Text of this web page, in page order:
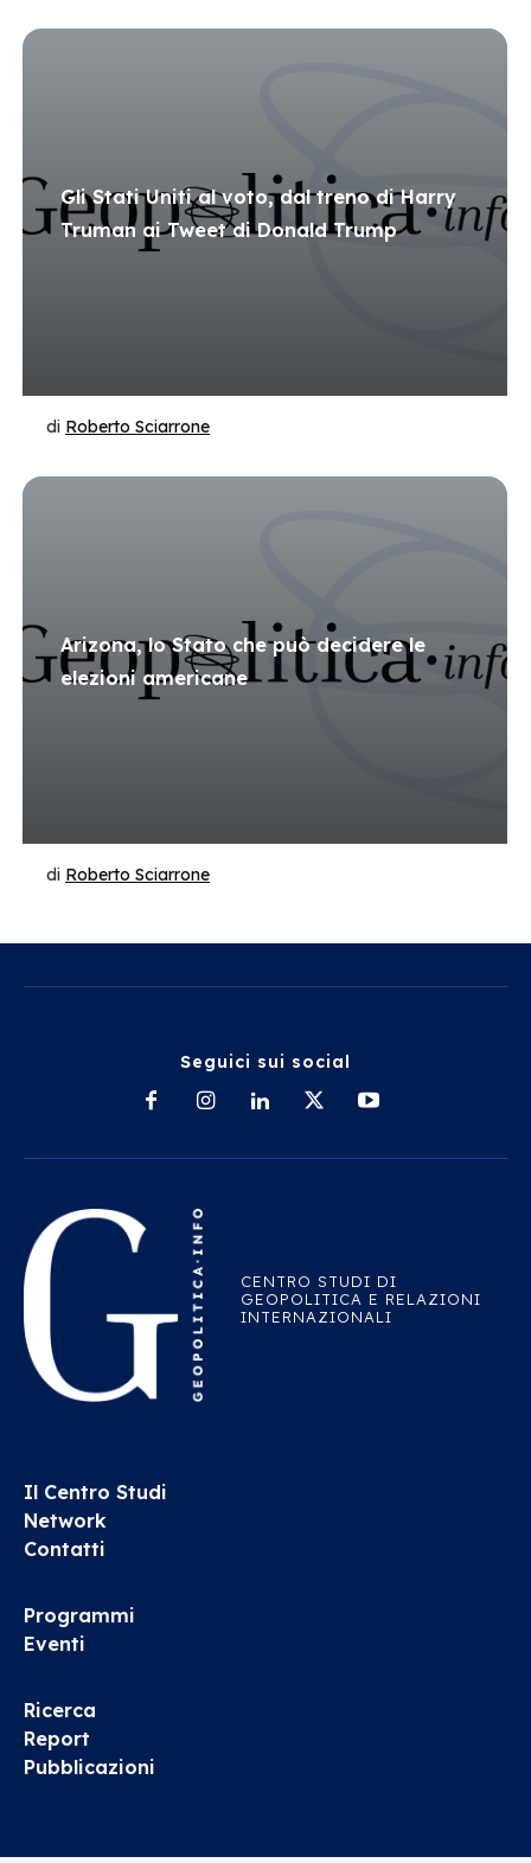
Gli Stati Uniti al voto, dal treno di Harry
Truman ai Tweet di Donald Trump
di Roberto Sciarrone
Arizona, lo Stato che può decidere le
elezioni americane
di Roberto Sciarrone
Seguici sui social
CENTRO STUDI DI
GEOPOLITICA E RELAZIONI
INTERNAZIONALI
Il Centro Studi
Network
Contatti
Programmi
Eventi
Ricerca
Report
Pubblicazioni